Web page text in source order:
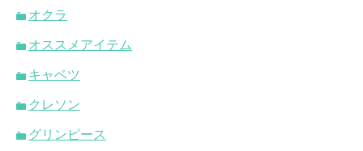
オクラ
オススメアイテム
キャベツ
クレソン
グリンピース